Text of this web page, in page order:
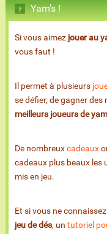
Yam's !
Si vous aimez jouer au
vous faut !
Il permet à plusieurs
se défier, de gagner des
meilleurs joueurs de
De nombreuxcadeaux
cadeaux plus beaux les
mis en jeu.
Et si vous ne
jeu de dés, un tutoriel